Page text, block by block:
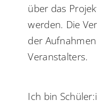
über das
werden. Die
der
Veranstalters.
Ich bin